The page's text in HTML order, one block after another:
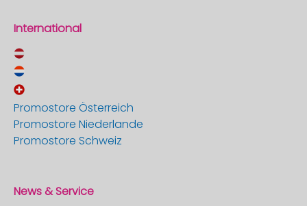
International
Promostore Österreich
Promostore Niederlande
Promostore Schweiz
News & Service